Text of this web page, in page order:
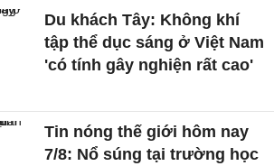
Du khách Tây: Không khí
tập thể dục sáng ở Việt Nam
'có tính gây nghiện rất cao'
Tin nóng thế giới hôm nay
7/8: Nổ súng tại trường học